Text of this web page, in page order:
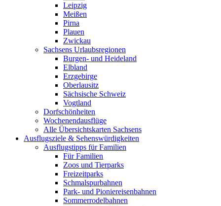
Leipzig
Meißen
Pirna
Plauen
Zwickau
Sachsens Urlaubsregionen
Burgen- und Heideland
Elbland
Erzgebirge
Oberlausitz
Sächsische Schweiz
Vogtland
Dorfschönheiten
Wochenendausflüge
Alle Übersichtskarten Sachsens
Ausflugsziele & Sehenswürdigkeiten
Ausflugstipps für Familien
Für Familien
Zoos und Tierparks
Freizeitparks
Schmalspurbahnen
Park- und Pioniereisenbahnen
Sommerrodelbahnen